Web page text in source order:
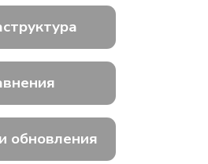
обновления